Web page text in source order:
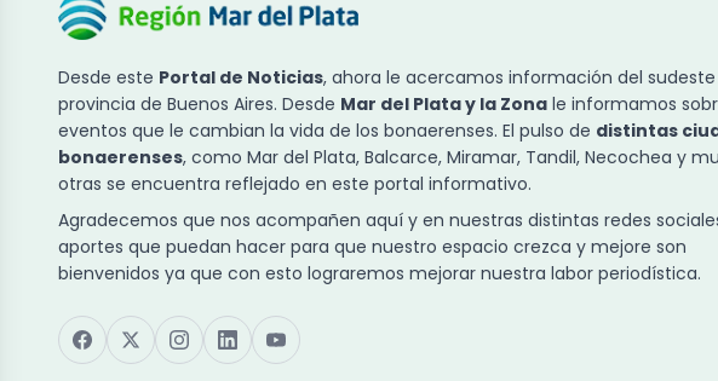
Desde este Portal de Noticias, ahora le acercamos información del sudeste
provincia de Buenos Aires. Desde Mar del Plata y la Zona le informamos
eventos que le cambian la vida de los bonaerenses. El pulso de distintas
bonaerenses, como Mar del Plata, Balcarce, Miramar, Tandil, Necochea y
otras se encuentra reflejado en este portal informativo.
Agradecemos que nos acompañen aquí y en nuestras distintas redes
aportes que puedan hacer para que nuestro espacio crezca y mejore son
bienvenidos ya que con esto lograremos mejorar nuestra labor periodística.